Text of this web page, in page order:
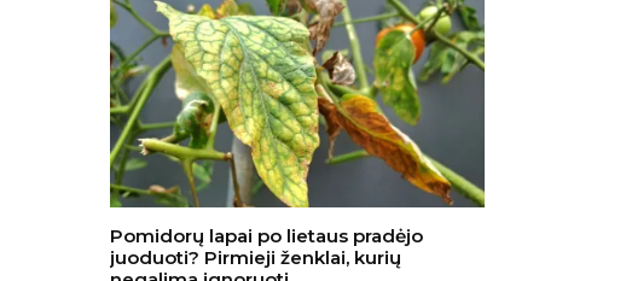
Pomidorų lapai po lietaus pradėjo
juoduoti? Pirmieji ženklai, kurių